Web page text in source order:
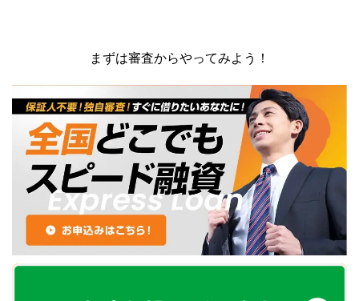
まずは審査からやってみよう！